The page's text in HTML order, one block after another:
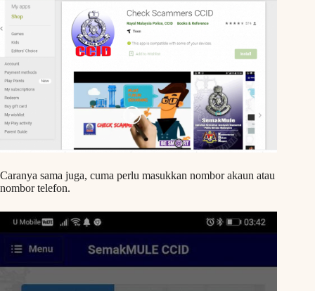
Caranya sama juga, cuma perlu masukkan nombor akaun atau
nombor telefon.